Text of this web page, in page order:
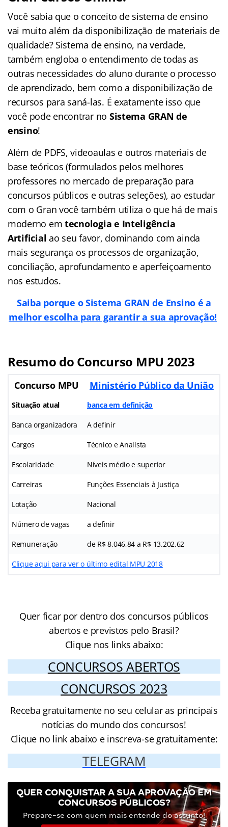
Você sabia que o conceito de sistema de ensino
vai muito além da disponibilização de materiais de
qualidade? Sistema de ensino, na verdade,
também engloba o entendimento de todas as
outras necessidades do aluno durante o processo
de aprendizado, bem como a disponibilização de
recursos para saná-las. É exatamente isso que
você pode encontrar no Sistema GRAN de
ensino!
Além de PDFS, videoaulas e outros materiais de
base teóricos (formulados pelos melhores
professores no mercado de preparação para
concursos públicos e outras seleções), ao estudar
com o Gran você também utiliza o que há de mais
moderno emtecnologia e Inteligência
Artificial ao seu favor, dominando com ainda
mais segurança os processos de organização,
conciliação, aprofundamento e aperfeiçoamento
nos estudos.
Saiba porque o Sistema GRAN de Ensino é a
melhor escolha para garantir a sua aprovação!
Resumo do Concurso MPU 2023
Concurso MPU Ministério Público da União
Situação atual banca em definição
Banca organizadora A definir
Cargos Técnico e Analista
Escolaridade Níveis médio e superior
Carreiras Funções Essenciais à Justiça
Lotação Nacional
Número de vagas a definir
Remuneração de R$ 8.046,84 a R$ 13.202,62
Clique aqui para ver o último edital MPU 2018
Quer ficar por dentro dos concursos públicos
abertos e previstos pelo Brasil?
Clique nos links abaixo:
CONCURSOS ABERTOS
CONCURSOS 2023
Receba gratuitamente no seu celular as principais
notícias do mundo dos concursos!
Clique no link abaixo e inscreva-se gratuitamente:
TELEGRAM
QUER CONQUISTAR A SUA APROVAÇÃO EM
CONCURSOS PÚBLICOS?
Prepare-se com quem mais entende do assunto!